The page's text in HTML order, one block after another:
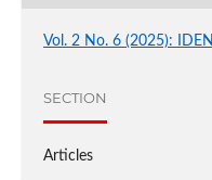
Vol. 2 No. 6 (2025):
SECTION
Articles